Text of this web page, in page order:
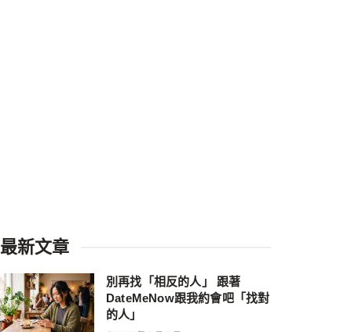
最新文章
別再找「相反的人」 跟著
DateMeNow跟我約會吧「找對
的人」